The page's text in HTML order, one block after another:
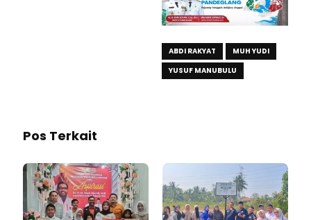
ABDI RAKYAT
MUH YUDI
YUSUF MANUBULU
Pos Terkait